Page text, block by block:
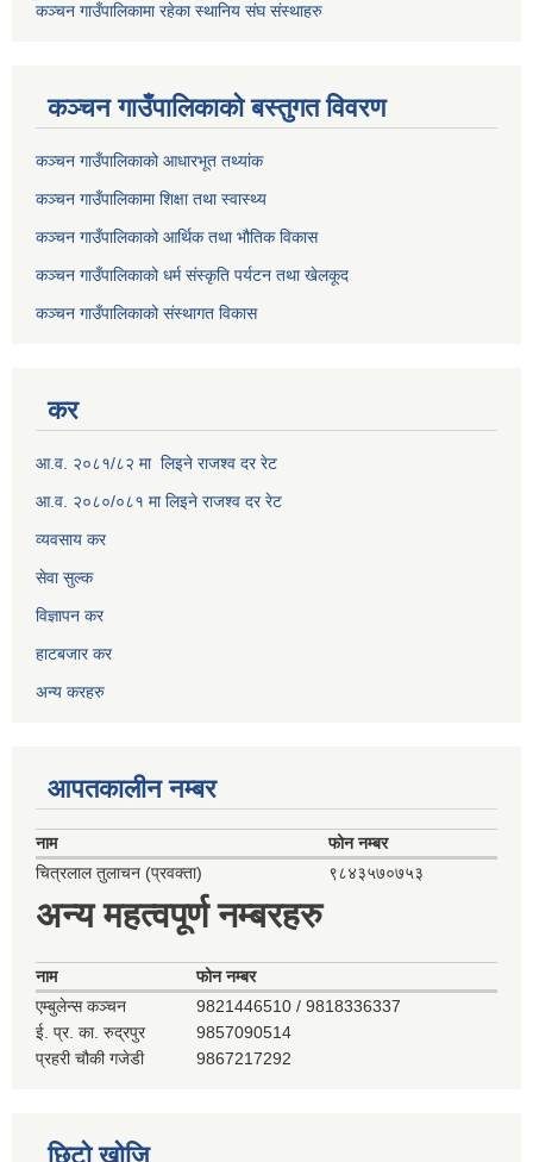
कञ्चन गाउँपालिकामा रहेका स्थानिय संघ संस्थाहरु
कञ्चन गाउँपालिकाकाे बस्तुगत विवरण
कञ्चन गाउँपालिकाको आधारभूत तथ्यांक
कञ्चन गाउँपालिकामा शिक्षा तथा स्वास्थ्य
कञ्चन गाउँपालिकाको आर्थिक तथा भौतिक विकास
कञ्चन गाउँपालिकाको धर्म संस्कृति पर्यटन तथा खेलकूद
कञ्चन गाउँपालिकाको संस्थागत विकास
कर
आ.व. २०८१/८२ मा लिइने राजश्व दर रेट
आ.व. २०८०/०८१ मा लिइने राजश्व दर रेट
व्यवसाय कर
सेवा सुल्क
विज्ञापन कर
हाटबजार कर
अन्य करहरु
आपतकालीन नम्बर
नाम
फोन नम्बर
चित्रलाल तुलाचन (प्रवक्ता)
९८४३५७०७५३
अन्य महत्वपूर्ण नम्बरहरु
नाम
फोन नम्बर
एम्बुलेन्स कञ्‍चन
9821446510 / 9818336337
ई. प्र. का. रुद्रपुर
9857090514
प्रहरी चौकी गजेडी
9867217292
छिटो खोजि